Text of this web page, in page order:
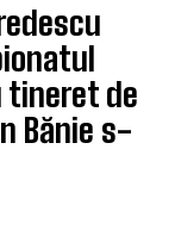
tineret de
Bănie s-